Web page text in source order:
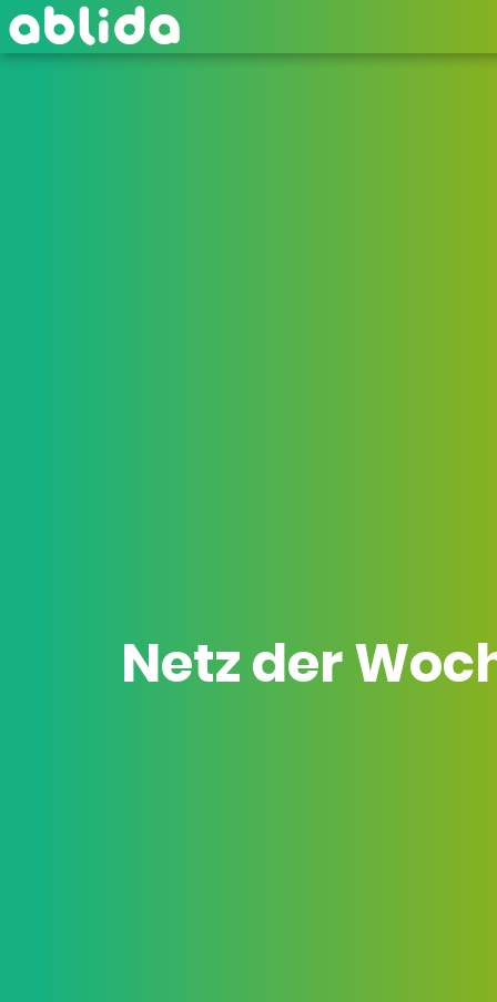
Netz der